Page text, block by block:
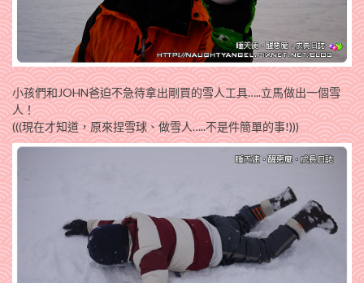
小孩們和JOHN爸迫不急待拿出剛買的雪人工具…..立馬做出一個雪
人！
(((現在才知道，原來捏雪球、做雪人…..不是件簡單的事!)))